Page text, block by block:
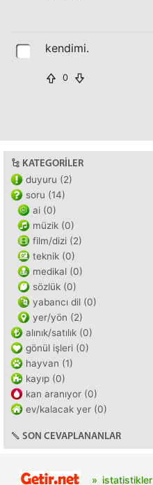
kendimi.
0
KATEGORILER
duyuru (2)
soru (14)
ai (0)
müzik (0)
film/dizi (2)
teknik (0)
medikal (0)
sözlük (0)
yabancı dil (0)
yer/yön (2)
alınık/satılık (0)
gönül işleri (0)
hayvan (1)
kayıp (0)
kan aranıyor (0)
ev/kalacak yer (0)
SON CEVAPLANANLAR
istatistikler